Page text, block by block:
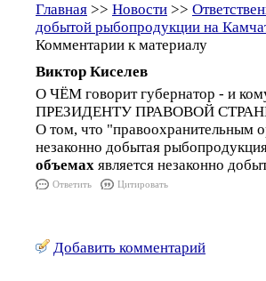
Главная >> Новости >>
добытой рыбопродукции на
Комментарии к материалу
Виктор Киселев
О ЧЁМ говорит губернатор - и
ПРЕЗИДЕНТУ ПРАВОВОЙ
О том, что "правоохранительным
незаконно добытая
объемах является незаконно
Ответить Цитировать
Добавить комментарий